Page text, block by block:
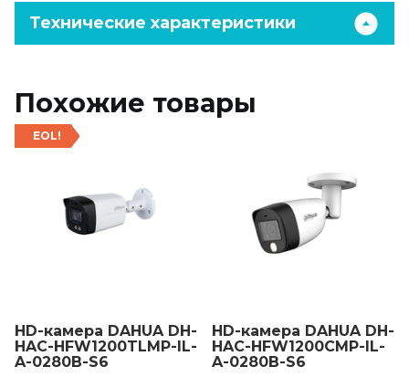
Технические характеристики
Похожие товары
EOL!
HD-камера DAHUA DH-
HAC-HFW1200TLMP-IL-
A-0280B-S6
HD-камера DAHUA DH-
HAC-HFW1200CMP-IL-
A-0280B-S6